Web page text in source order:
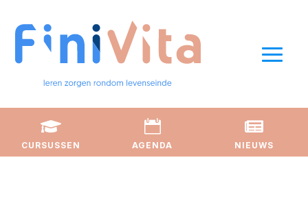

CURSUSSEN

AGENDA

NIEUWS